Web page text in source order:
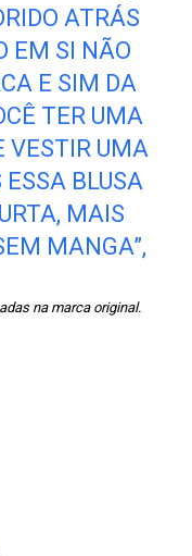
ATRÁS
EM SI NÃO
E SIM DA
TER UMA
VESTIR UMA
BLUSA
MAIS
MANGA”,
na marca original.